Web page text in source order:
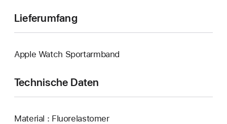
Lieferumfang
Apple Watch Sportarmband
Technische Daten
Material : Fluorelastomer